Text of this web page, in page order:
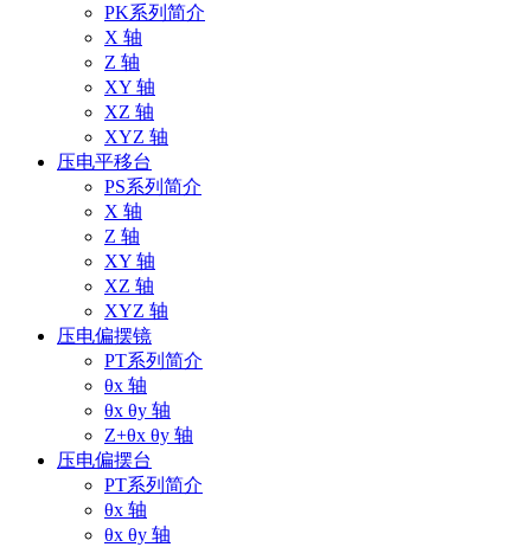
PK系列简介
X 轴
Z 轴
XY 轴
XZ 轴
XYZ 轴
压电平移台
PS系列简介
X 轴
Z 轴
XY 轴
XZ 轴
XYZ 轴
压电偏摆镜
PT系列简介
θx 轴
θx θy 轴
Z+θx θy 轴
压电偏摆台
PT系列简介
θx 轴
θx θy 轴